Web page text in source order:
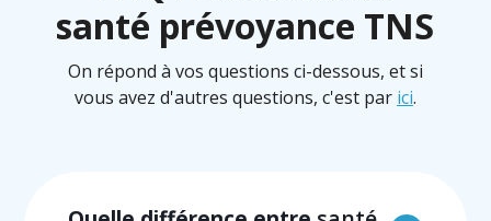
santé prévoyance TNS
On répond à vos questions ci-dessous, et si
vous avez d'autres questions, c'est par ici.